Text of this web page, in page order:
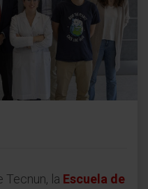
Tecnun, la Escuela de